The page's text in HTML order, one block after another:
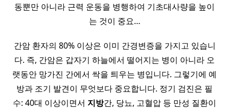
동뿐만 아니라 근력 운동을 병행하여 기초대사량을 높이
는 것이 중요…
간암 환자의 80% 이상은 이미 간경변증을 가지고 있습니
다. 즉, 간암은 갑자기 하늘에서 떨어지는 병이 아니라 오
랫동안 망가진 간에서 싹을 틔우는 병입니다. 그렇기에 예
방과 조기 발견이 무엇보다 중요합니다. 정기 검진은 필
수: 40대 이상이면서 지방간, 당뇨, 고혈압 등 만성 질환이